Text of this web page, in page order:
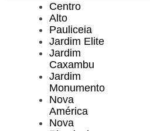
Centro
Alto
Pauliceia
Jardim Elite
Jardim
Caxambu
Jardim
Monumento
Nova
América
Nova